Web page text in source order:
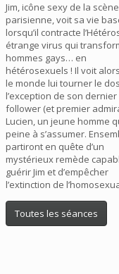
Jim, icône sexy de la
parisienne, voit sa vie
lorsqu’il contracte
étrange virus qui
hommes gays… en
hétérosexuels ! Il voit
le monde lui tourner le
l’exception de son dernier
follower (et premier
Lucien, un jeune homme
peine à s’assumer.
partiront en quête d’un
mystérieux remède
guérir Jim et d’empêcher
l’extinction de
Toutes les séances